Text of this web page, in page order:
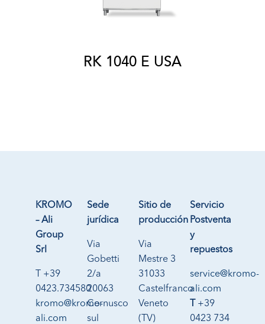
RK 1040 E USA
KROMO
– Ali
Group
Srl
T +39
0423.734580
kromo@kromo-
ali.com
Sede
jurídica
Via
Gobetti
2/a
20063
Cernusco
sul
Sitio de
producción
Via
Mestre 3
31033
Castelfranco
Veneto
(TV)
Servicio
Postventa
y
repuestos
service@kromo-
ali.com
+39
0423 734